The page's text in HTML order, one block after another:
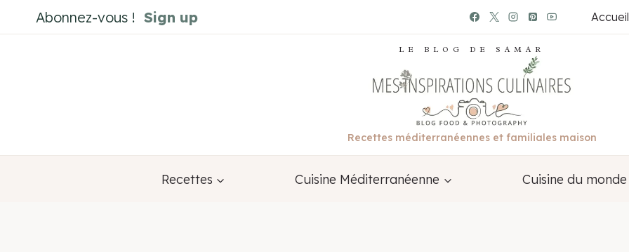
au
Abonnez-vous ! Sign up Accueil
LE BLOG DE SAMAR
Recettes méditerranéennes et familiales maison
Recettes Cuisine Méditerranéenne Cuisine du monde